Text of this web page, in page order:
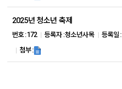
2025년 청소년 축제
번호 :172 등록자 :청소년사목 등록일 :
첨부 :